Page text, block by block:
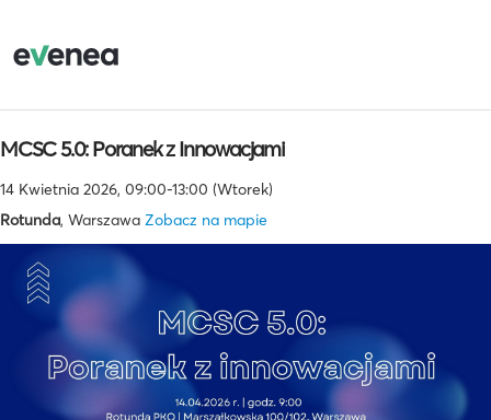
MCSC 5.0: Poranek z Innowacjami
14 Kwietnia 2026, 09:00-13:00 (Wtorek)
Rotunda, Warszawa Zobacz na mapie